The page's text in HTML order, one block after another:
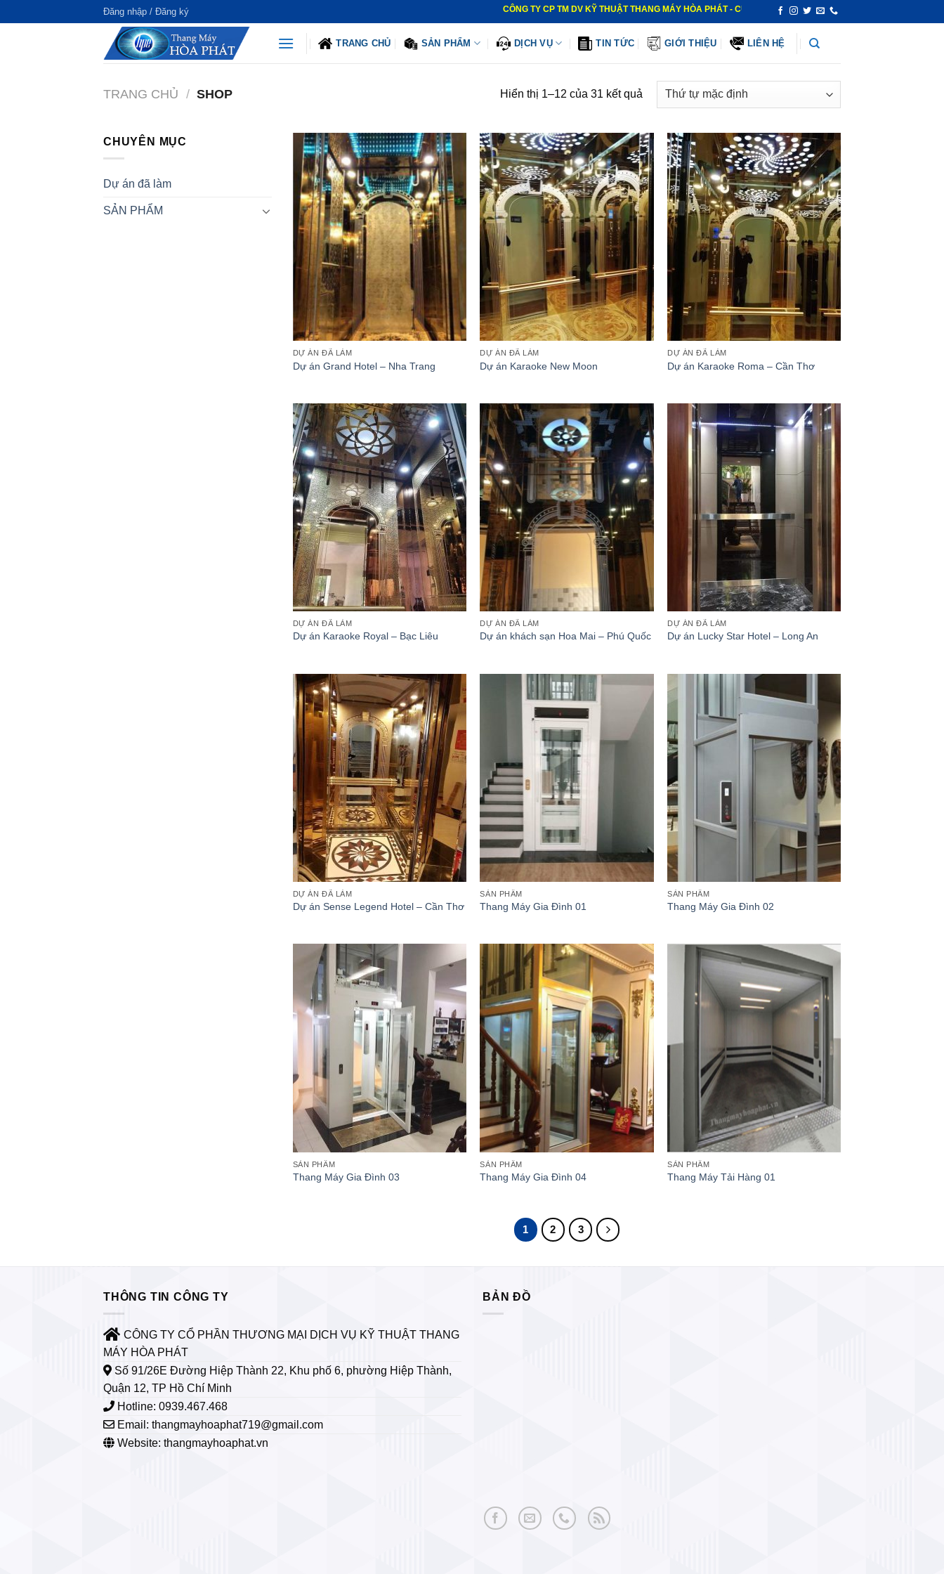
Đăng nhập / Đăng ký CÔNG TY CP TM DV KỸ THUẬT THANG MÁY HÒA PHÁT - CUNG CẤP – LẮP ĐẶT – BẢO TRÌ – SỬA CHỮA THANG
TRANG CHỦ SẢN PHẨM DỊCH VỤ TIN TỨC GIỚI THIỆU LIÊN HỆ
TRANG CHỦ / SHOP Hiển thị 1–12 của 31 kết quả
CHUYÊN MỤC
Dự án đã làm
SẢN PHẨM
Thêm
vào
sách
yêu
DỰ ÁN ĐÃ LÀM
Dự án Grand Hotel – Nha Trang
Thêm
yêu
thích
DỰ ÁN ĐÃ LÀM
Dự án Karaoke New Moon
Thêm
vào
danh
sách
thích
DỰ ÁN ĐÃ LÀM
Dự án Karaoke Roma – Cần Thơ
Thêm
vào
danh
sách
yêu
thích
DỰ ÁN ĐÃ LÀM
Dự án Karaoke Royal – Bạc Liêu
Thêm
vào
danh
yêu
DỰ ÁN ĐÃ LÀM
Dự án khách sạn Hoa Mai – Phú Quốc
Thêm
danh
DỰ ÁN ĐÃ LÀM
Dự án Lucky Star Hotel – Long An
Thêm
vào
danh
sách
yêu
thích
DỰ ÁN ĐÃ LÀM
Dự án Sense Legend Hotel – Cần Thơ
SẢN PHẨM
Thang Máy Gia Đình 01
Thêm
vào
danh
sách
yêu
thích
SẢN PHẨM
Thang Máy Gia Đình 02
Thêm
vào
danh
sách
yêu
thích
SẢN PHẨM
Thang Máy Gia Đình 03
danh
thích
SẢN PHẨM
Thang Máy Gia Đình 04
Thêm
danh
sách
yêu
thích
SẢN PHẨM
Thang Máy Tải Hàng 01
1 2 3
THÔNG TIN CÔNG TY
CÔNG TY CỔ PHẦN THƯƠNG MẠI DỊCH VỤ KỸ THUẬT THANG
MÁY HÒA PHÁT
Số 91/26E Đường Hiệp Thành 22, Khu phố 6, phường Hiệp Thành,
Quận 12, TP Hồ Chí Minh
Hotline: 0939.467.468
Email: thangmayhoaphat719@gmail.com
Website: thangmayhoaphat.vn
BẢN ĐỒ